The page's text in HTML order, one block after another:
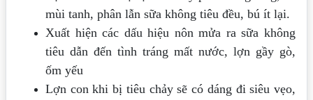
mùi tanh, phân lẫn sữa không tiêu đều, bú ít lại.
Xuất hiện các dấu hiệu nôn mửa ra sữa không
tiêu dẫn đến tình tráng mất nước, lợn gầy gò,
ốm yếu
Lợn con khi bị tiêu chảy sẽ có dáng đi siêu vẹo,